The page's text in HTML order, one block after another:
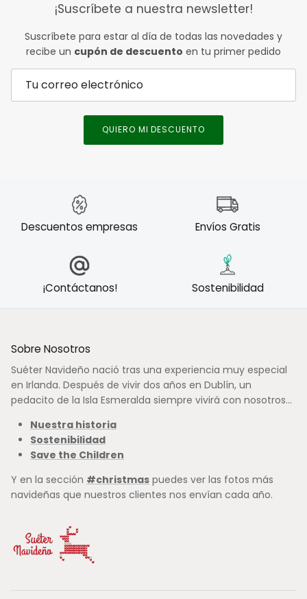
¡Suscríbete a nuestra newsletter!
Suscríbete para estar al día de todas las novedades y
recibe un cupón de descuento en tu primer pedido
QUIERO MI DESCUENTO
Descuentos empresas Envíos Gratis
¡Contáctanos! Sostenibilidad
Sobre Nosotros
Suéter Navideño nació tras una experiencia muy especial
en Irlanda. Después de vivir dos años en Dublín, un
pedacito de la Isla Esmeralda siempre vivirá con nosotros...
Nuestra historia
Sostenibilidad
Save the Children
Y en la sección #christmas puedes ver las fotos más
navideñas que nuestros clientes nos envían cada año.